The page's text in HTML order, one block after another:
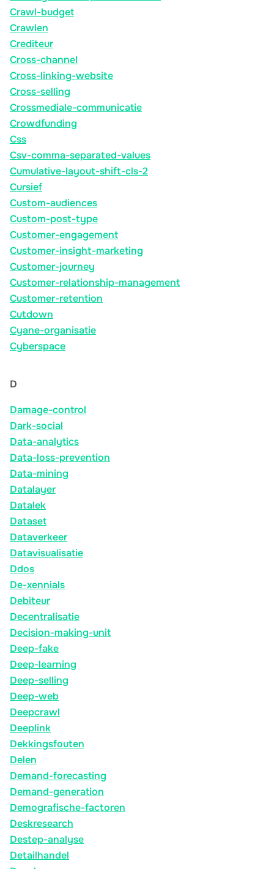
Crawl-budget
Crawlen
Crediteur
Cross-channel
Cross-linking-website
Cross-selling
Crossmediale-communicatie
Crowdfunding
Css
Csv-comma-separated-values
Cumulative-layout-shift-cls-2
Cursief
Custom-audiences
Custom-post-type
Customer-engagement
Customer-insight-marketing
Customer-journey
Customer-relationship-management
Customer-retention
Cutdown
Cyane-organisatie
Cyberspace
D
Damage-control
Dark-social
Data-analytics
Data-loss-prevention
Data-mining
Datalayer
Datalek
Dataset
Dataverkeer
Datavisualisatie
Ddos
De-xennials
Debiteur
Decentralisatie
Decision-making-unit
Deep-fake
Deep-learning
Deep-selling
Deep-web
Deepcrawl
Deeplink
Dekkingsfouten
Delen
Demand-forecasting
Demand-generation
Demografische-factoren
Deskresearch
Destep-analyse
Detailhandel